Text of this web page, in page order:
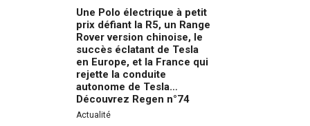
Une Polo électrique à petit
prix défiant la R5, un Range
Rover version chinoise, le
succès éclatant de Tesla
en Europe, et la France qui
rejette la conduite
autonome de Tesla…
Découvrez Regen n°74
Actualité